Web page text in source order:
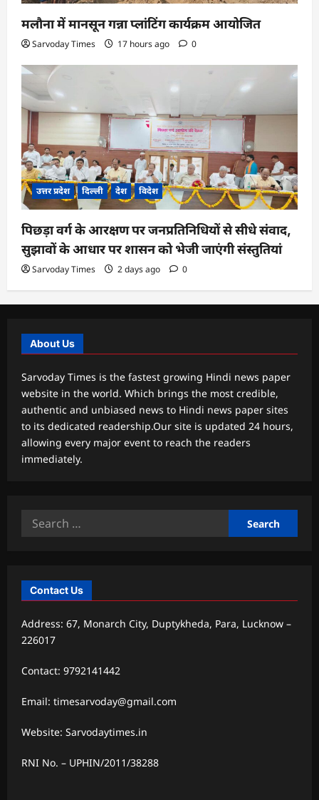
मलौना में मानसून गन्ना प्लांटिंग कार्यक्रम आयोजित
Sarvoday Times 17 hours ago 0
उत्तर प्रदेश दिल्ली देश विदेश
पिछड़ा वर्ग के आरक्षण पर जनप्रतिनिधियों से सीधे संवाद,
सुझावों के आधार पर शासन को भेजी जाएंगी संस्तुतियां
Sarvoday Times 2 days ago 0
About Us
Sarvoday Times is the fastest growing Hindi news paper
website in the world. Which brings the most credible,
authentic and unbiased news to Hindi news paper sites
to its dedicated readership.Our site is updated 24 hours,
allowing every major event to reach the readers
immediately.
Search
Contact Us
Address: 67, Monarch City, Duptykheda, Para, Lucknow –
226017
Contact: 9792141442
Email: timesarvoday@gmail.com
Website: Sarvodaytimes.in
RNI No. – UPHIN/2011/38288